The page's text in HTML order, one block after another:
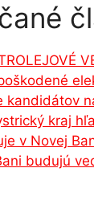
k
e
dI
n
kandidátov
kraj
v Novej
budujú